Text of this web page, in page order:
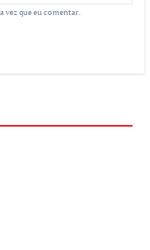
vez que eu comentar.